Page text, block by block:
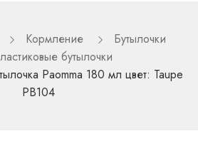
Кормление
Бутылочки
бутылочки
Paomma 180 мл цвет: Taupe
PB104